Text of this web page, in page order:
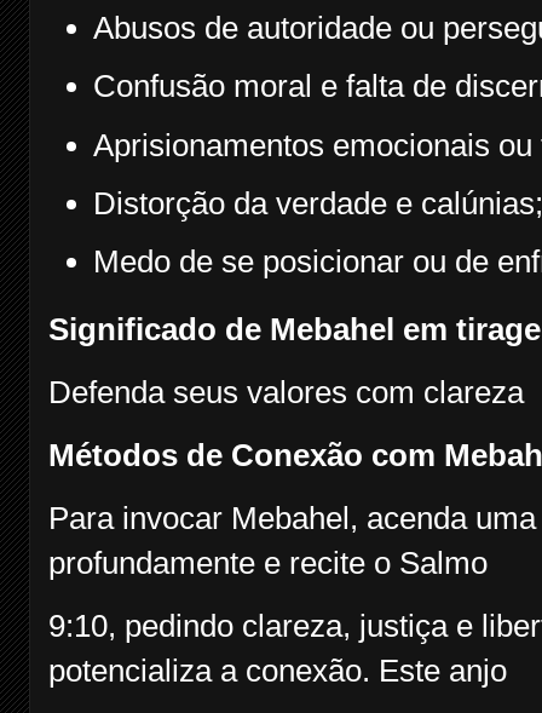
Abusos de autoridade ou
Confusão moral e falta de
Aprisionamentos emocionais ou
Distorção da verdade e
Medo de se posicionar ou de
Significado de Mebahel em
Defenda seus valores com clareza
Métodos de Conexão com
Para invocar Mebahel, acenda
profundamente e recite o Salmo
9:10, pedindo clareza, justiça e
potencializa a conexão. Este anjo